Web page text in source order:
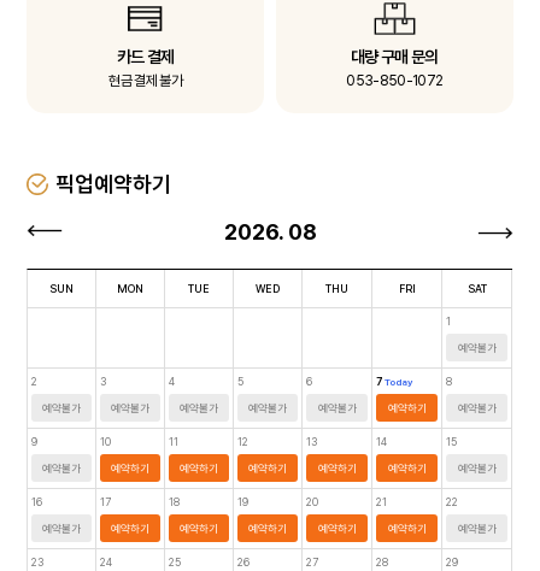
카드 결제
현금 결제 불가
대량 구매 문의
053-850-1072
픽업예약하기
2026. 08
SUN MON TUE WED THU FRI SAT
1
예약불가
2
예약불가
3
예약불가
4
예약불가
5
예약불가
6
예약불가
7 Today
예약하기
8
예약불가
9
예약불가
10
예약하기
11
예약하기
12
예약하기
13
예약하기
14
예약하기
15
예약불가
16
예약불가
17
예약하기
18
예약하기
19
예약하기
20
예약하기
21
예약하기
22
예약불가
23
24
25
26
27
28
29